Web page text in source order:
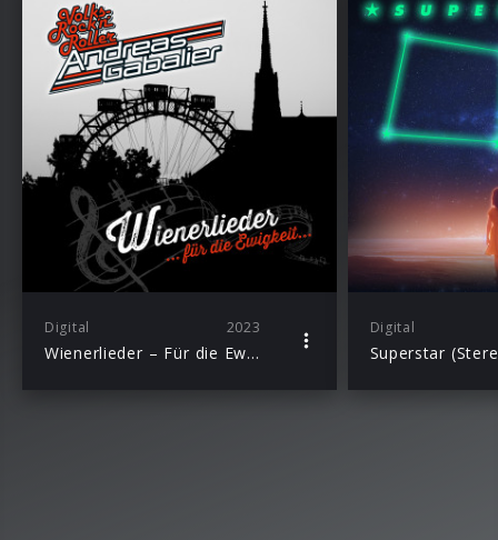
Digital 2023
Wienerlieder – Für die Ewigkeit (EP)
Digital